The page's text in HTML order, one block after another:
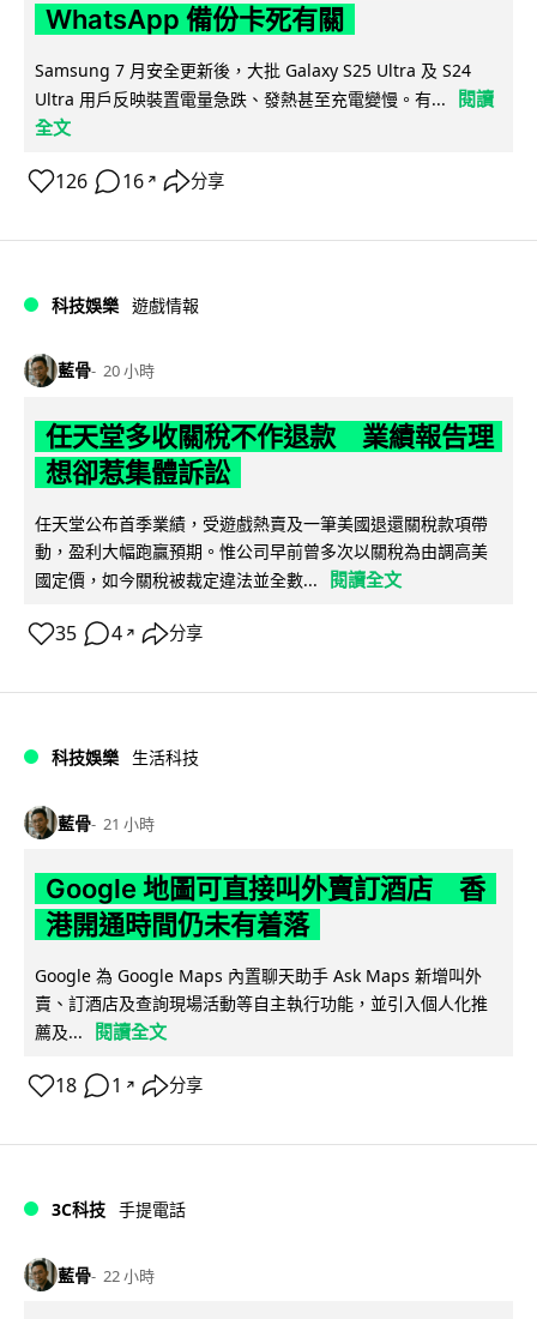
WhatsApp 備份卡死有關
Samsung 7 月安全更新後，大批 Galaxy S25 Ultra 及 S24
Ultra 用戶反映裝置電量急跌、發熱甚至充電變慢。有...
閱讀
全文
126 16 ↗ 分享
科技娛樂 遊戲情報
藍骨 20 小時
任天堂多收關稅不作退款 業績報告理
想卻惹集體訴訟
任天堂公布首季業績，受遊戲熱賣及一筆美國退還關稅款項帶
動，盈利大幅跑贏預期。惟公司早前曾多次以關稅為由調高美
國定價，如今關稅被裁定違法並全數...
閱讀全文
35 4 ↗ 分享
科技娛樂 生活科技
藍骨 21 小時
Google 地圖可直接叫外賣訂酒店 香
港開通時間仍未有着落
Google 為 Google Maps 內置聊天助手 Ask Maps 新增叫外
賣、訂酒店及查詢現場活動等自主執行功能，並引入個人化推
薦及...
閱讀全文
18 1 ↗ 分享
3C科技 手提電話
藍骨 22 小時